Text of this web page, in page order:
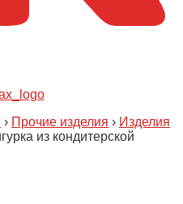
› Прочие изделия › Изделия
из кондитерской